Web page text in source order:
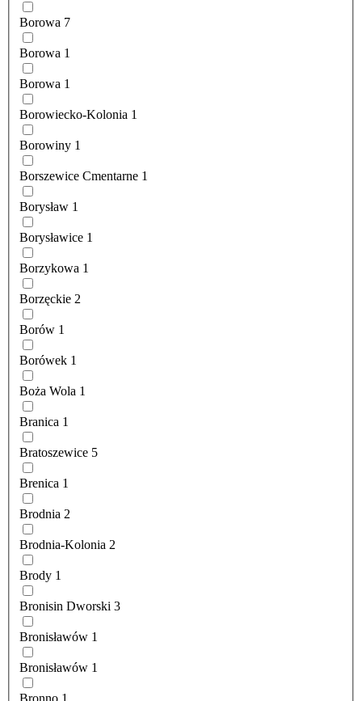
Borowa 7
Borowa 1
Borowa 1
Borowiecko-Kolonia 1
Borowiny 1
Borszewice Cmentarne 1
Borysław 1
Borysławice 1
Borzykowa 1
Borzęckie 2
Borów 1
Borówek 1
Boża Wola 1
Branica 1
Bratoszewice 5
Brenica 1
Brodnia 2
Brodnia-Kolonia 2
Brody 1
Bronisin Dworski 3
Bronisławów 1
Bronisławów 1